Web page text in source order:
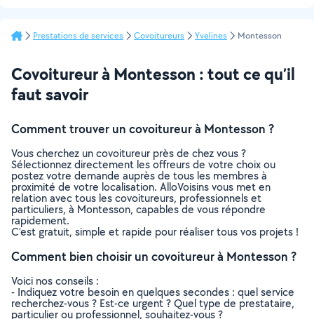
Prestations de services Covoitureurs Yvelines Montesson
Covoitureur à Montesson : tout ce qu’il
faut savoir
Comment trouver un covoitureur à Montesson ?
Vous cherchez un covoitureur près de chez vous ?
Sélectionnez directement les offreurs de votre choix ou
postez votre demande auprès de tous les membres à
proximité de votre localisation. AlloVoisins vous met en
relation avec tous les covoitureurs, professionnels et
particuliers, à Montesson, capables de vous répondre
rapidement.
C’est gratuit, simple et rapide pour réaliser tous vos projets !
Comment bien choisir un covoitureur à Montesson ?
Voici nos conseils :
- Indiquez votre besoin en quelques secondes : quel service
recherchez-vous ? Est-ce urgent ? Quel type de prestataire,
particulier ou professionnel, souhaitez-vous ?